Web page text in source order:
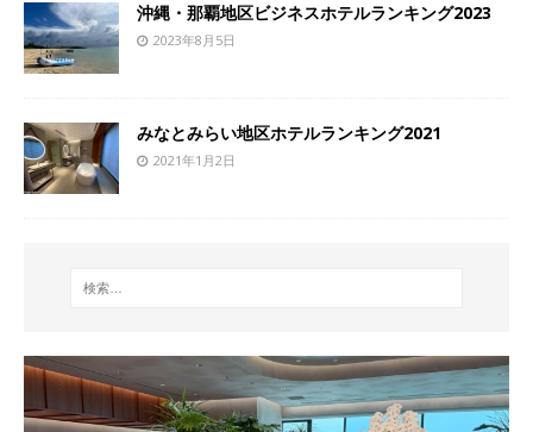
沖縄・那覇地区ビジネスホテルランキング2023
2023年8月5日
みなとみらい地区ホテルランキング2021
2021年1月2日